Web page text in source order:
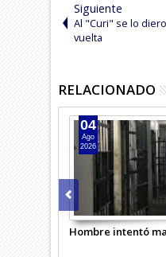
Siguiente
Al "Curi" se lo
vuelta
RELACIONADO
Hombre intentó
04
Ago
2026